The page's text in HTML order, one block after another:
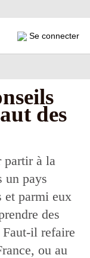
Se connecter
des
partir à la
un pays
et parmi eux
des
Faut-il refaire
ou au